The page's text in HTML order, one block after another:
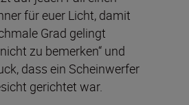
für euer Licht, damit
Grad gelingt
zu bemerken“ und
dass ein Scheinwerfer
gerichtet war.